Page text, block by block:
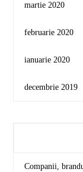
martie 2020
februarie 2020
ianuarie 2020
decembrie 2019
Companii,